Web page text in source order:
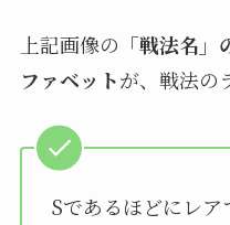
上記画像の 「戦法名
ファベットが、戦法の
Sであるほどにレ